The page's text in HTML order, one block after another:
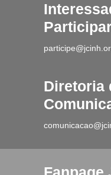
Diretoria